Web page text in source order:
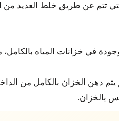
تتم عن طريق خلط العديد من
في خزانات المياه
يتم دهن الخزان بالكامل من
بالخزان.